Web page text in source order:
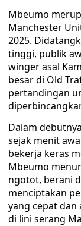
Mbeumo
Manchester
2025.
tinggi, publik
winger asal
besar di Old
pertandingan
Dalam
sejak menit
bekerja keras
Mbeumo
ngotot, berani
menciptakan
yang cepat
di lini serang